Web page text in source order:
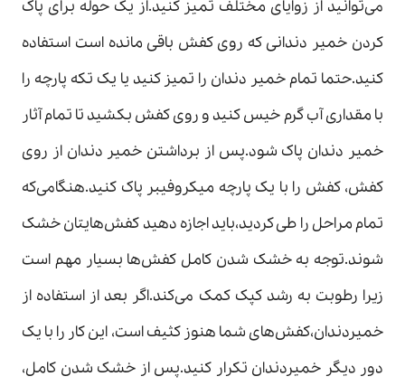
می‌‌توانید از زوایای مختلف تمیز کنید.از یک حوله برای پاک
کردن خمیر دندانی که روی کفش باقی مانده است استفاده
کنید.حتما تمام خمیر دندان را تمیز کنید یا یک تکه پارچه را
با مقداری آب گرم خیس کنید و روی کفش بکشید تا تمام آثار
خمیر دندان پاک شود.پس از برداشتن خمیر دندان از روی
کفش، کفش را با یک پارچه میکروفیبر پاک کنید.هنگامی‌که
تمام مراحل را طی کردید،باید اجازه دهید کفش‌هایتان خشک
شوند.توجه به خشک شدن کامل کفش‌ها بسیار مهم است
زیرا رطوبت به رشد کپک کمک می‌کند.اگر بعد از استفاده از
خمیردندان،کفش‌های شما هنوز کثیف است، این کار را با یک
دور دیگر خمیردندان تکرار کنید.پس از خشک شدن کامل،